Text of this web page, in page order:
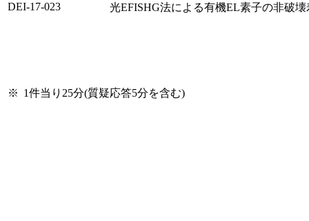
DEI-17-023 光EFISHG法による有機EL素子の非破
※ 1件当り25分(質疑応答5分を含む)